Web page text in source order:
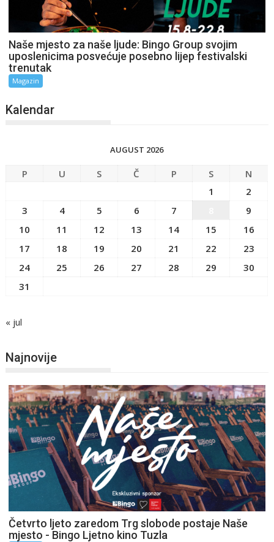
Naše mjesto za naše ljude: Bingo Group svojim
uposlenicima posvećuje posebno lijep festivalski
trenutak
Magazin
Kalendar
AUGUST 2026
P U S Č P S
N
1
2
3
4 5 6 7
9
10
11 12 13 14 15
16
17
18 19 20 21 22
23
24
25 26 27 28 29
30
31
« jul
Najnovije
Četvrto ljeto zaredom Trg slobode postaje Naše
mjesto - Bingo Ljetno kino Tuzla